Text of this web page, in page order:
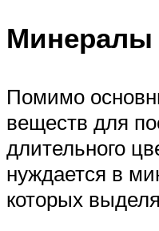
Минералы
Помимо
веществ для
длительного
нуждается в
которых